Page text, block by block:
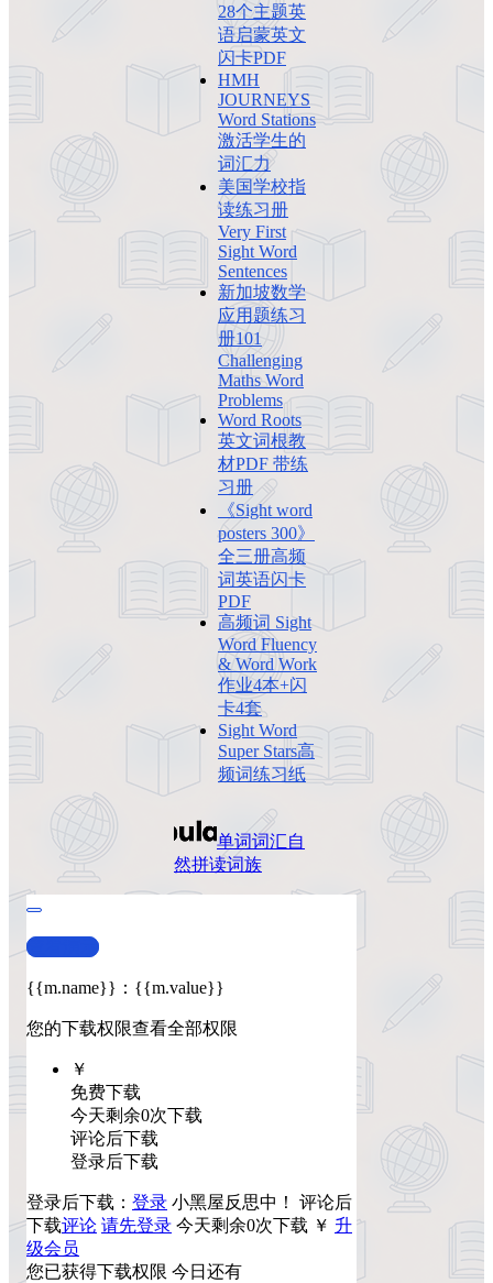
28个主题英
语启蒙英文
闪卡PDF
HMH
JOURNEYS
Word Stations
激活学生的
词汇力
美国学校指
读练习册
Very First
Sight Word
Sentences
新加坡数学
应用题练习
册101
Challenging
Maths Word
Problems
Word Roots
英文词根教
材PDF 带练
习册
《Sight word
posters 300》
全三册高频
词英语闪卡
PDF
高频词 Sight
Word Fluency
& Word Work
作业4本+闪
卡4套
Sight Word
Super Stars高
频词练习纸
单词词汇自
然拼读词族
查看演示
{{m.name}} ： {{m.value}}
您的下载权限查看全部权限
￥
免费下载
今天剩余0次下载
评论后下载
登录后下载
登录后下载： 登录 小黑屋反思中！ 评论后
下载评论 请先登录 今天剩余0次下载 ￥ 升
级会员
您已获得下载权限 今日还有